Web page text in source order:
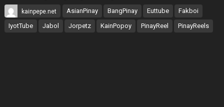
kainpepe.net AsianPinay BangPinay Euttube
Fakboi
IyotTube
Jabol Jorpetz KainPopoy PinayReel PinayReels